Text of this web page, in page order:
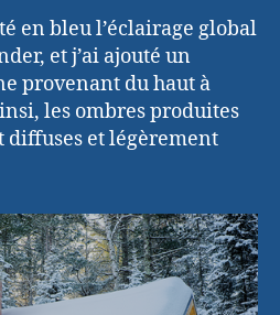
en bleu l’éclairage global
et j’ai ajouté un
provenant du haut à
les ombres produites
diffuses et légèrement